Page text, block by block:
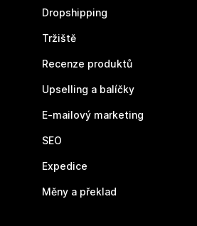
Dropshipping
Tržiště
Recenze produktů
Upselling a balíčky
E-mailový marketing
SEO
Expedice
Měny a překlad